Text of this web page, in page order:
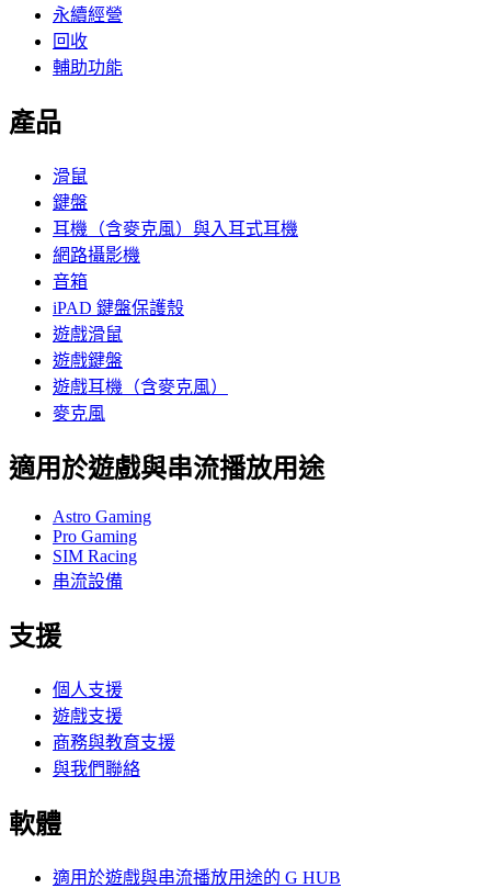
永續經營
回收
輔助功能
產品
滑鼠
鍵盤
耳機（含麥克風）與入耳式耳機
網路攝影機
音箱
iPAD 鍵盤保護殼
遊戲滑鼠
遊戲鍵盤
遊戲耳機（含麥克風）
麥克風
適用於遊戲與串流播放用途
Astro Gaming
Pro Gaming
SIM Racing
串流設備
支援
個人支援
遊戲支援
商務與教育支援
與我們聯絡
軟體
適用於遊戲與串流播放用途的 G HUB